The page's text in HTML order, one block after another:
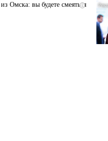
i
Омска: вы будете смеяться